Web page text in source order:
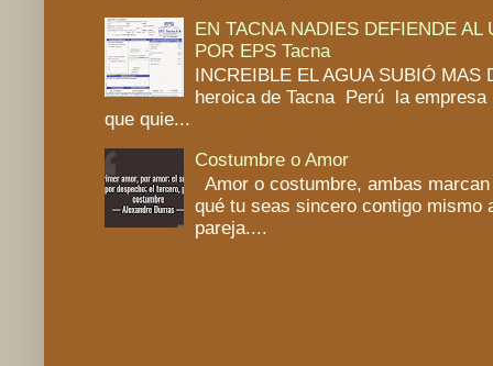
EN TACNA NADIES DEFIENDE
POR EPS Tacna
INCREIBLE EL AGUA SUBIÓ MAS
heroica de Tacna Perú la
que quie...
Costumbre o Amor
Amor o costumbre, ambas
qué tu seas sincero contigo mismo
pareja....